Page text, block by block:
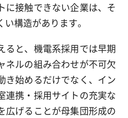
に接触できない企業は、そ
構造があります。
ると、機電系採用では早期
ネルの組み合わせが不可欠
き始めるだけでなく、イン
連携・採用サイトの充実な
広げることが母集団形成の